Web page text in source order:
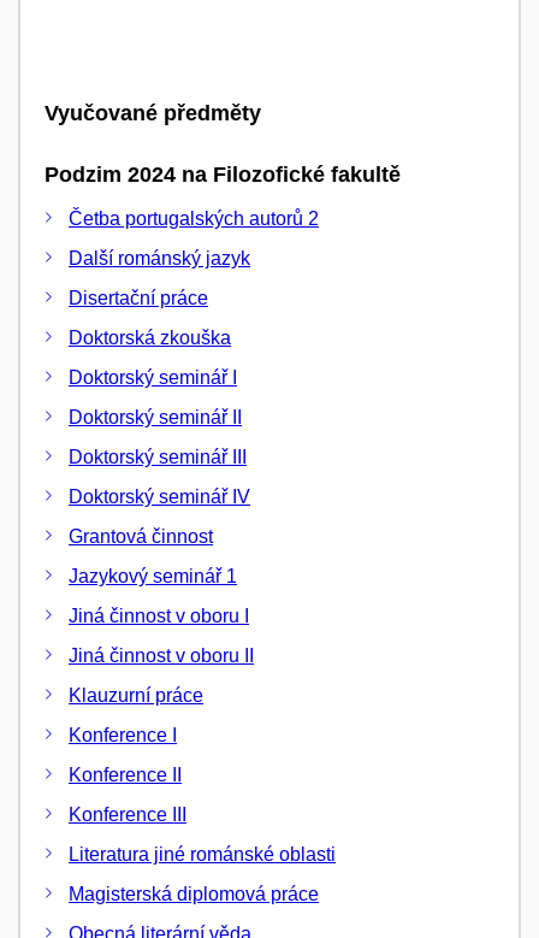
Vyučované předměty
Podzim 2024 na Filozofické fakultě
Četba portugalských autorů 2
Další románský jazyk
Disertační práce
Doktorská zkouška
Doktorský seminář I
Doktorský seminář II
Doktorský seminář III
Doktorský seminář IV
Grantová činnost
Jazykový seminář 1
Jiná činnost v oboru I
Jiná činnost v oboru II
Klauzurní práce
Konference I
Konference II
Konference III
Literatura jiné románské oblasti
Magisterská diplomová práce
Obecná literární věda